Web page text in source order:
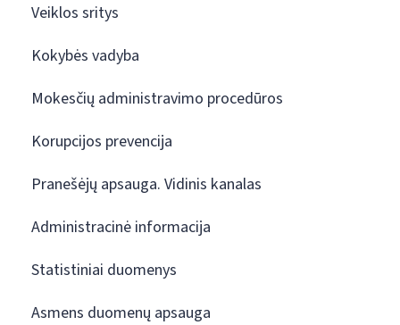
Veiklos sritys
Kokybės vadyba
Mokesčių administravimo procedūros
Korupcijos prevencija
Pranešėjų apsauga. Vidinis kanalas
Administracinė informacija
Statistiniai duomenys
Asmens duomenų apsauga